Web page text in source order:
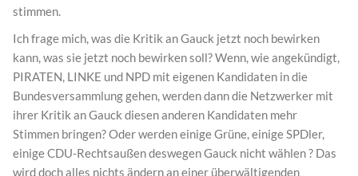
stimmen.
Ich frage mich, was die Kritik an Gauck jetzt noch bewirken
kann, was sie jetzt noch bewirken soll? Wenn, wie angekündigt,
PIRATEN, LINKE und NPD mit eigenen Kandidaten in die
Bundesversammlung gehen, werden dann die Netzwerker mit
ihrer Kritik an Gauck diesen anderen Kandidaten mehr
Stimmen bringen? Oder werden einige Grüne, einige SPDler,
einige CDU-Rechtsaußen deswegen Gauck nicht wählen ? Das
wird doch alles nichts ändern an einer überwältigenden